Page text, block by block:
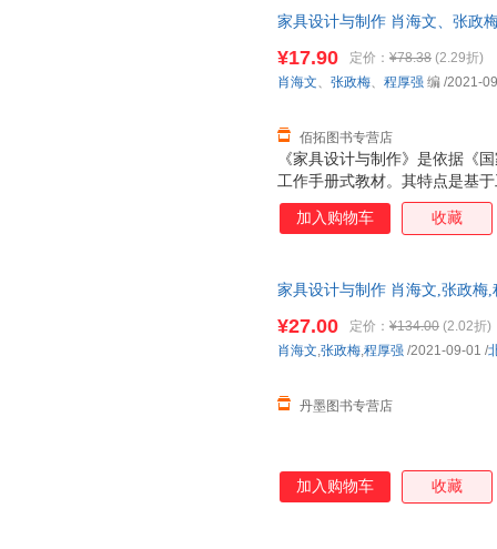
1.chaoxing.com/course/
个教学视频、动画演示、教学
的素质目标、知识目标与能力
接家具设计师岗位需求，具有
家具设计与制作 肖海文、张政
《家具设计与制作》是依据《
工作手册式教材。其特点是基
等级要求，引入家具企业典型
线，设计“模块一项目一工作
1.chaoxing.com/course/
个教学视频、动画演示、教学
的素质目标、知识目标与能力
接家具设计师岗位需求，具有
¥17.90 定价： ¥78.38 (2.29折)
佰拓图书专营店
肖海文、 张政梅、 程厚强 编 /2021-
加入购物车 收藏
家具设计与制作 肖海文,张政梅,
¥27.00 定价： ¥134.00 (2.02折)
丹墨图书专营店
肖海文,张政梅,程厚强 /2021-09-01 /
加入购物车 收藏